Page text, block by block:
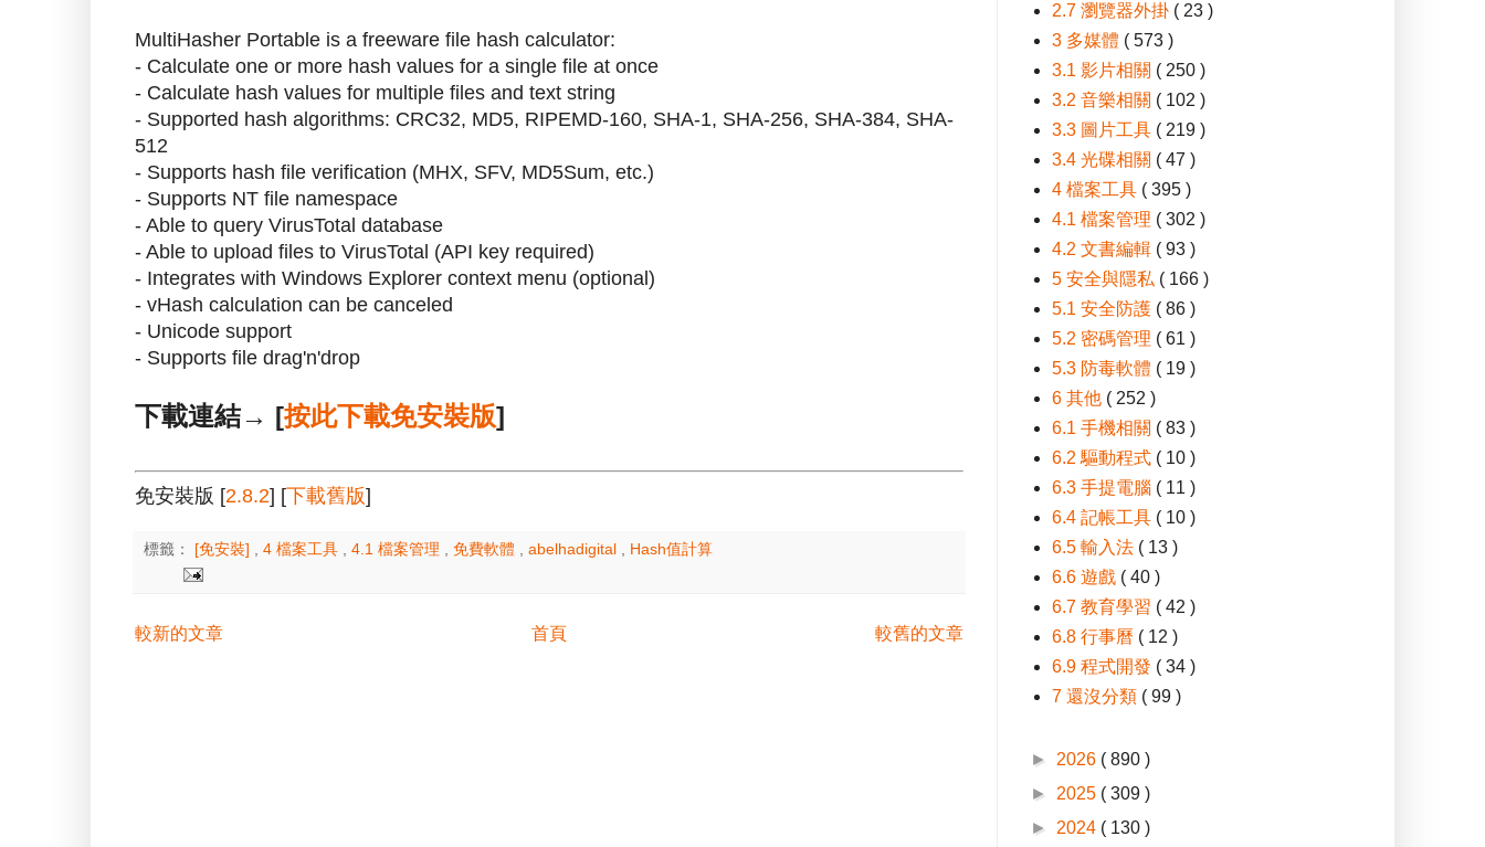
MultiHasher Portable is a freeware file hash calculator:
- Calculate one or more hash values for a single file at once
- Calculate hash values for multiple files and text string
- Supported hash algorithms: CRC32, MD5, RIPEMD-160, SHA-1, SHA-256, SHA-384, SHA-
512
- Supports hash file verification (MHX, SFV, MD5Sum, etc.)
- Supports NT file namespace
- Able to query VirusTotal database
- Able to upload files to VirusTotal (API key required)
- Integrates with Windows Explorer context menu (optional)
- vHash calculation can be canceled
- Unicode support
- Supports file drag'n'drop
下載連結→ [按此下載免安裝版]
免安裝版 [2.8.2] [下載舊版]
標籤： [免安裝] 4 檔案工具 4.1 檔案管理 免費軟體 abelhadigital Hash值計算
較新的文章 較舊的文章
首頁
2.7 瀏覽器外掛 ( 23 )
3 多媒體 ( 573 )
3.1 影片相關 ( 250 )
3.2 音樂相關 ( 102 )
3.3 圖片工具 ( 219 )
3.4 光碟相關 ( 47 )
4 檔案工具 ( 395 )
4.1 檔案管理 ( 302 )
4.2 文書編輯 ( 93 )
5 安全與隱私 ( 166 )
5.1 安全防護 ( 86 )
5.2 密碼管理 ( 61 )
5.3 防毒軟體 ( 19 )
6 其他 ( 252 )
6.1 手機相關 ( 83 )
6.2 驅動程式 ( 10 )
6.3 手提電腦 ( 11 )
6.4 記帳工具 ( 10 )
6.5 輸入法 ( 13 )
6.6 遊戲 ( 40 )
6.7 教育學習 ( 42 )
6.8 行事曆 ( 12 )
6.9 程式開發 ( 34 )
7 還沒分類 ( 99 )
► 2026 ( 890 )
► 2025 ( 309 )
► 2024 ( 130 )